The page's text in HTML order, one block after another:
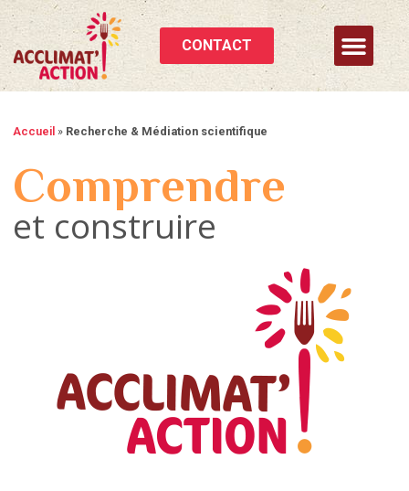
CONTACT
Accueil » Recherche & Médiation scientifique
Comprendre
et construire